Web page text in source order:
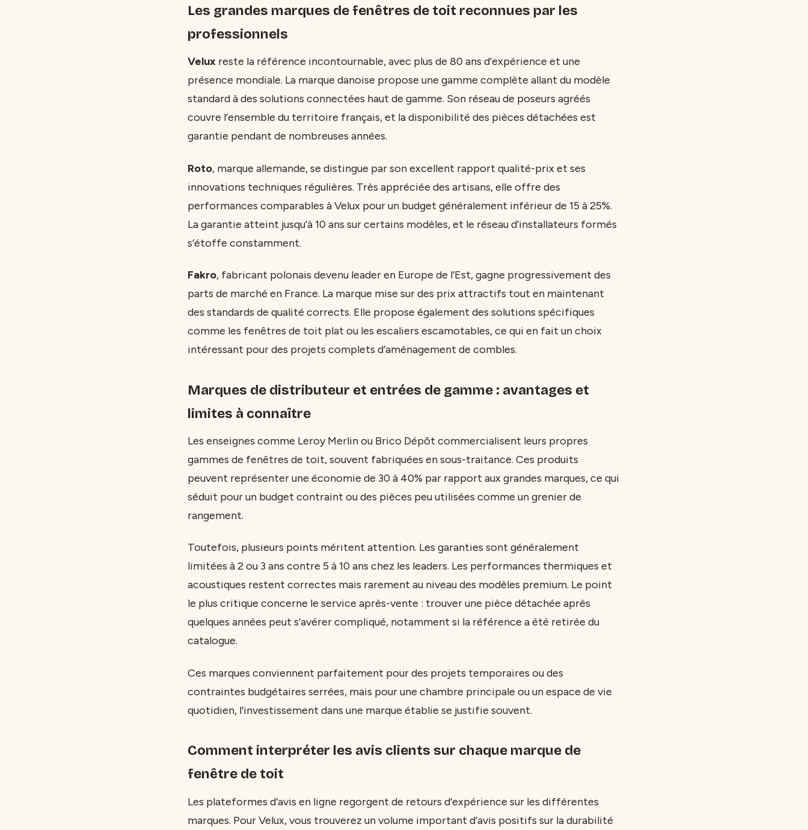
Les grandes marques de fenêtres de toit reconnues par les
professionnels
Velux reste la référence incontournable, avec plus de 80 ans d’expérience et une
présence mondiale. La marque danoise propose une gamme complète allant du modèle
standard à des solutions connectées haut de gamme. Son réseau de poseurs agréés
couvre l’ensemble du territoire français, et la disponibilité des pièces détachées est
garantie pendant de nombreuses années.
Roto, marque allemande, se distingue par son excellent rapport qualité-prix et ses
innovations techniques régulières. Très appréciée des artisans, elle offre des
performances comparables à Velux pour un budget généralement inférieur de 15 à 25%.
La garantie atteint jusqu’à 10 ans sur certains modèles, et le réseau d’installateurs formés
s’étoffe constamment.
Fakro, fabricant polonais devenu leader en Europe de l’Est, gagne progressivement des
parts de marché en France. La marque mise sur des prix attractifs tout en maintenant
des standards de qualité corrects. Elle propose également des solutions spécifiques
comme les fenêtres de toit plat ou les escaliers escamotables, ce qui en fait un choix
intéressant pour des projets complets d’aménagement de combles.
Marques de distributeur et entrées de gamme : avantages et
limites à connaître
Les enseignes comme Leroy Merlin ou Brico Dépôt commercialisent leurs propres
gammes de fenêtres de toit, souvent fabriquées en sous-traitance. Ces produits
peuvent représenter une économie de 30 à 40% par rapport aux grandes marques, ce qui
séduit pour un budget contraint ou des pièces peu utilisées comme un grenier de
rangement.
Toutefois, plusieurs points méritent attention. Les garanties sont généralement
limitées à 2 ou 3 ans contre 5 à 10 ans chez les leaders. Les performances thermiques et
acoustiques restent correctes mais rarement au niveau des modèles premium. Le point
le plus critique concerne le service après-vente : trouver une pièce détachée après
quelques années peut s’avérer compliqué, notamment si la référence a été retirée du
catalogue.
Ces marques conviennent parfaitement pour des projets temporaires ou des
contraintes budgétaires serrées, mais pour une chambre principale ou un espace de vie
quotidien, l’investissement dans une marque établie se justifie souvent.
Comment interpréter les avis clients sur chaque marque de
fenêtre de toit
Les plateformes d’avis en ligne regorgent de retours d’expérience sur les différentes
marques. Pour Velux, vous trouverez un volume important d’avis positifs sur la durabilité